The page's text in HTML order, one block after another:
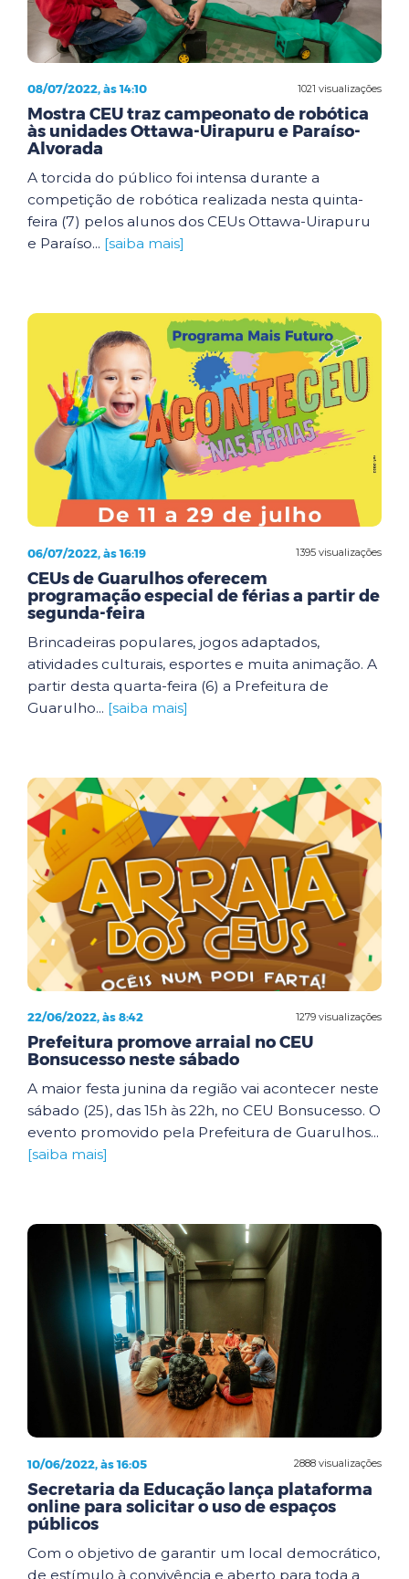
1021 visualizações
08/07/2022, às 14:10
Mostra CEU traz campeonato de robótica
às unidades Ottawa-Uirapuru e Paraíso-
Alvorada
A torcida do público foi intensa durante a
competição de robótica realizada nesta quinta-
feira (7) pelos alunos dos CEUs Ottawa-Uirapuru
e Paraíso... [saiba mais]
1395 visualizações
06/07/2022, às 16:19
CEUs de Guarulhos oferecem
programação especial de férias a partir de
segunda-feira
Brincadeiras populares, jogos adaptados,
atividades culturais, esportes e muita animação. A
partir desta quarta-feira (6) a Prefeitura de
Guarulho... [saiba mais]
1279 visualizações
22/06/2022, às 8:42
Prefeitura promove arraial no CEU
Bonsucesso neste sábado
A maior festa junina da região vai acontecer neste
sábado (25), das 15h às 22h, no CEU Bonsucesso. O
evento promovido pela Prefeitura de Guarulhos...
[saiba mais]
2888 visualizações
10/06/2022, às 16:05
Secretaria da Educação lança plataforma
online para solicitar o uso de espaços
públicos
Com o objetivo de garantir um local democrático,
de estímulo à convivência e aberto para toda a